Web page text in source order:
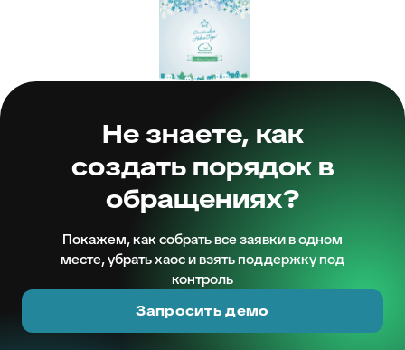
Не знаете, как
создать порядок в
обращениях?
Покажем, как собрать все заявки в одном
месте, убрать хаос и взять поддержку под
контроль
Запросить демо